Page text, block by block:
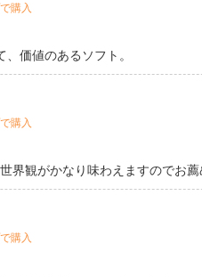
購入
価値のあるソフト。
購入
界観がかなり味わえますのでお薦
購入